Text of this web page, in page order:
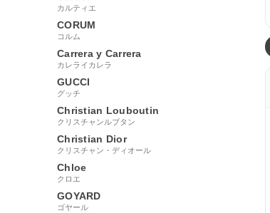
カルティエ
CORUM
コルム
Carrera y Carrera
カレライカレラ
GUCCI
グッチ
Christian Louboutin
クリスチャンルブタン
Christian Dior
クリスチャン・ディオール
Chloe
クロエ
GOYARD
ゴヤール